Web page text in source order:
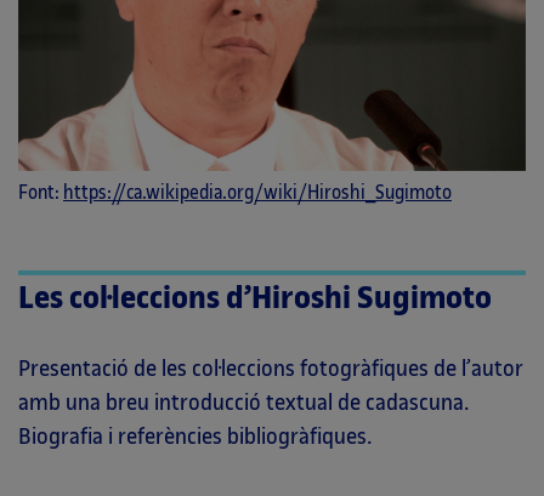
Font: https://ca.wikipedia.org/wiki/Hiroshi_Sugimoto
Les col·leccions d’Hiroshi Sugimoto
Presentació de les col·leccions fotogràfiques de l’autor
amb una breu introducció textual de cadascuna.
Biografia i referències bibliogràfiques.